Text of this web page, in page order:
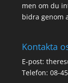
men om du
bidra genom
Kontakta
E-post:
Telefon: 08-